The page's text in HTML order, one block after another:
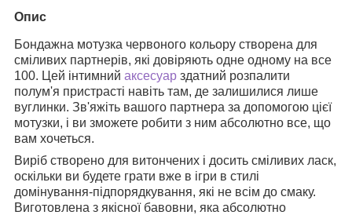
Опис
Бондажна мотузка червоного кольору створена для
сміливих партнерів, які довіряють одне одному на все
100. Цей інтимний аксесуар здатний розпалити
полум'я пристрасті навіть там, де залишилися лише
вуглинки. Зв'яжіть вашого партнера за допомогою цієї
мотузки, і ви зможете робити з ним абсолютно все, що
вам хочеться.
Виріб створено для витончених і досить сміливих ласк,
оскільки ви будете грати вже в ігри в стилі
домінування-підпорядкування, які не всім до смаку.
Виготовлена з якісної бавовни, яка абсолютно